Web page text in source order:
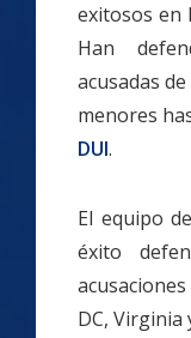
exitosos en
Han
acusadas
menores
DUI.
El equipo
éxito
DC,